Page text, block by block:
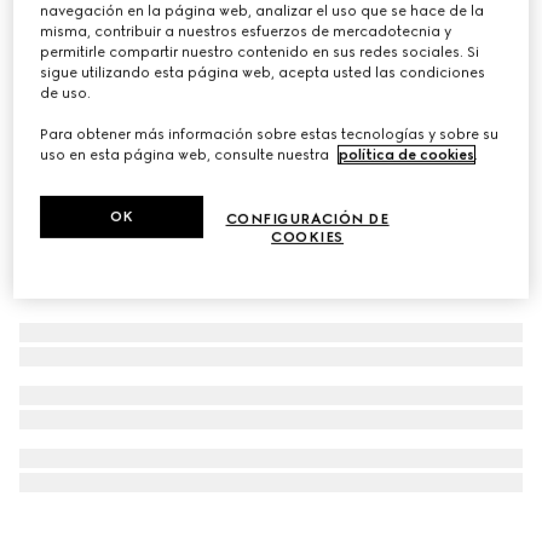
Variacionesmotivo carey en marrón medio
navegación en la página web, analizar el uso que se hace de la
misma, contribuir a nuestros esfuerzos de mercadotecnia y
permitirle compartir nuestro contenido en sus redes sociales. Si
sigue utilizando esta página web, acepta usted las condiciones
de uso.
Para obtener más información sobre estas tecnologías y sobre su
uso en esta página web, consulte nuestra
política de cookies
CONFIGURACIÓN DE
COOKIES
OK